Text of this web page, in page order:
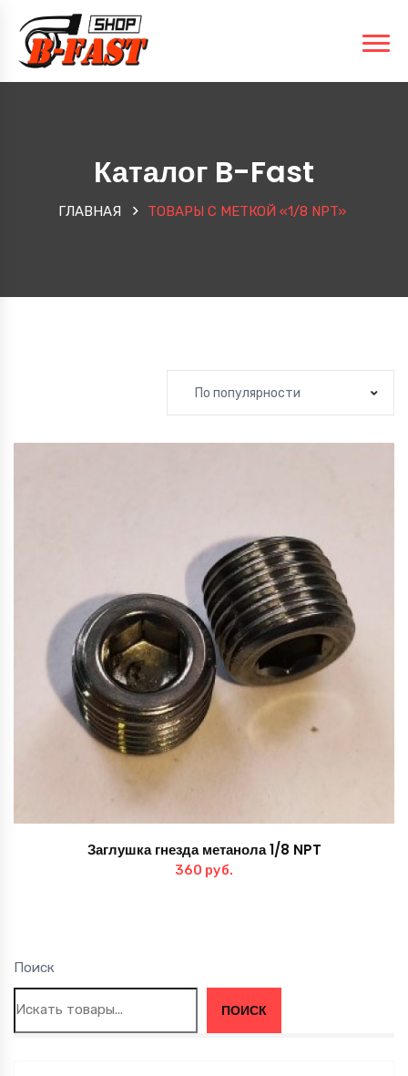
Каталог B-Fast
ГЛАВНАЯ ТОВАРЫ С МЕТКОЙ «1/8 NPT»
Поиск
ПОИСК
По популярности
Заглушка гнезда метанола 1/8 NPT
360 руб.